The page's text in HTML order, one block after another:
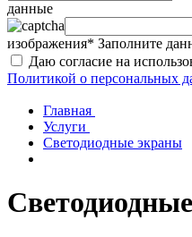
данные
изображения* Заполните
Даю согласие на
Политикой о персональных
Главная
Услуги
Светодиодные экраны